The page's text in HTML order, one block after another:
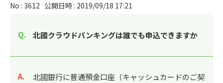
No : 3612 公開日時 : 2019/09/18 17:21
北國クラウドバンキングは誰でも申込できますか
回答
北國銀行に普通預金口座（キャッシュカードのご契